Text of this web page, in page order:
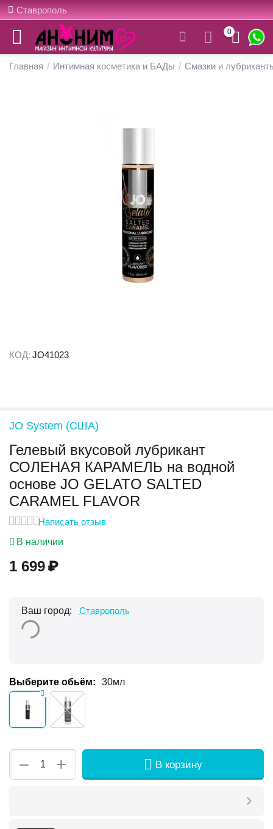
Ставрополь
0
Главная / Интимная косметика и БАДы / Смазки и
КОД: JO41023
JO System (США)
Гелевый вкусовой лубрикант
СОЛЕНАЯ КАРАМЕЛЬ на водной
основе JO GELATO SALTED
CARAMEL FLAVOR
Написать отзыв
В наличии
1 699₽
Ваш город: Ставрополь
Выберите обьём: 30мл
+
− В корзину